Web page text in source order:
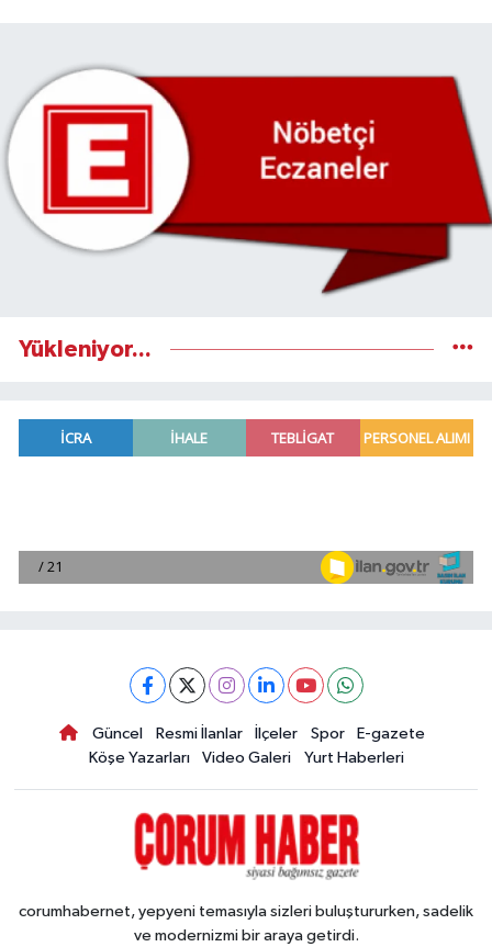
Yükleniyor...
Güncel Resmi İlanlar İlçeler Spor
E-gazete
Köşe Yazarları
Video Galeri Yurt Haberleri
corumhabernet, yepyeni temasıyla sizleri buluştururken, sadelik
ve modernizmi bir araya getirdi.